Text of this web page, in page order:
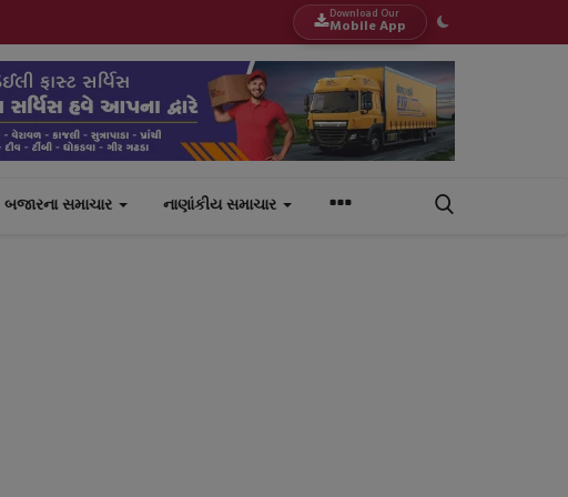
Download Our
Mobile App
બજારના સમાચાર નાણાંકીય સમાચાર